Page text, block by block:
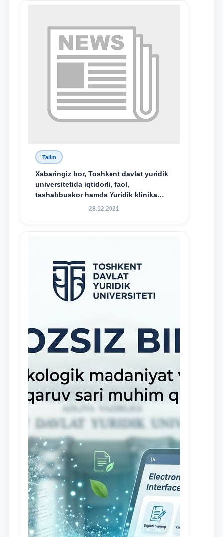
bo‘ldi.
Talim
Xabaringiz bor, Toshkent davlat yuridik
universitetida iqtidorli, faol,
tashabbuskor hamda Yuridik klinika
faoliyatida o‘z bilim va ko‘nikmalarini
28.12.2021